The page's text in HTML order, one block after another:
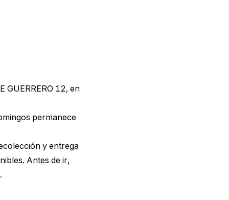
GUERRERO 12, en
permanece
y entrega
Antes de ir,